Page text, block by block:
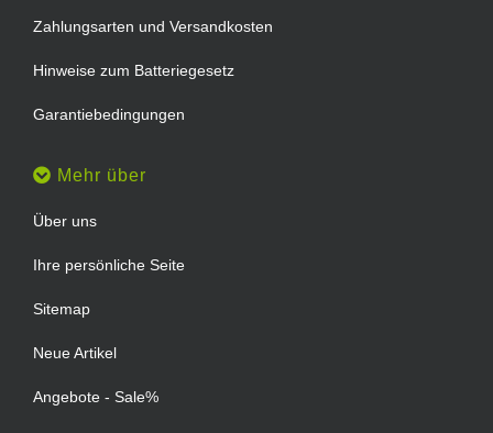
Zahlungsarten und Versandkosten
Hinweise zum Batteriegesetz
Garantiebedingungen
Mehr über
Über uns
Ihre persönliche Seite
Sitemap
Neue Artikel
Angebote - Sale%